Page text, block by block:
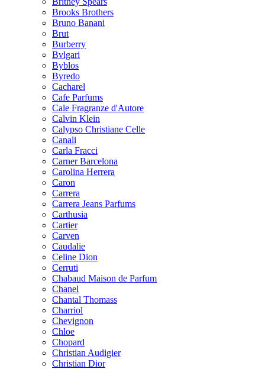
Brooks Brothers
Bruno Banani
Brut
Burberry
Bvlgari
Byblos
Byredo
Cacharel
Cafe Parfums
Cale Fragranze d'Autore
Calvin Klein
Calypso Christiane Celle
Canali
Carla Fracci
Carner Barcelona
Carolina Herrera
Caron
Carrera
Carrera Jeans Parfums
Carthusia
Cartier
Carven
Caudalie
Celine Dion
Cerruti
Chabaud Maison de Parfum
Chanel
Chantal Thomass
Charriol
Chevignon
Chloe
Chopard
Christian Audigier
Christian Dior